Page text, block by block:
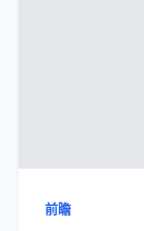
前瞻